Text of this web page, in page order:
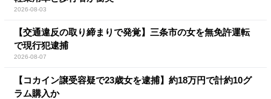
2026-08-03
【交通違反の取り締まりで発覚】三条市の女を無免許運転
で現行犯逮捕
2026-08-07
【コカイン譲受容疑で23歳女を逮捕】約18万円で計約10グ
ラム購入か